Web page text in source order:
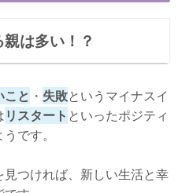
！は多い！？
こと ・ 失敗というマイナスイ
リスタート といったポジティ
です。
つければ、新しい生活と幸